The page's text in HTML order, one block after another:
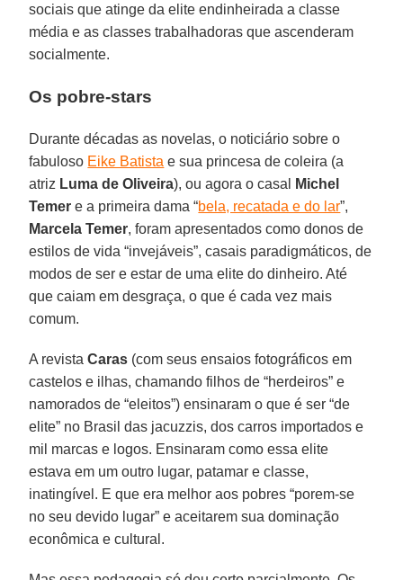
sociais que atinge da elite endinheirada a classe
média e as classes trabalhadoras que ascenderam
socialmente.
Os pobre-stars
Durante décadas as novelas, o noticiário sobre o
fabuloso Eike Batista e sua princesa de coleira (a
atriz Luma de Oliveira), ou agora o casal
Michel
Temer e a primeira dama “bela, recatada e do lar”,
Marcela Temer, foram apresentados como donos de
estilos de vida “invejáveis”, casais paradigmáticos, de
modos de ser e estar de uma elite do dinheiro. Até
que caiam em desgraça, o que é cada vez mais
comum.
A revistaCaras (com seus ensaios fotográficos em
castelos e ilhas, chamando filhos de “herdeiros” e
namorados de “eleitos”) ensinaram o que é ser “de
elite” no Brasil das jacuzzis, dos carros importados e
mil marcas e logos. Ensinaram como essa elite
estava em um outro lugar, patamar e classe,
inatingível. E que era melhor aos pobres “porem-se
no seu devido lugar” e aceitarem sua dominação
econômica e cultural.